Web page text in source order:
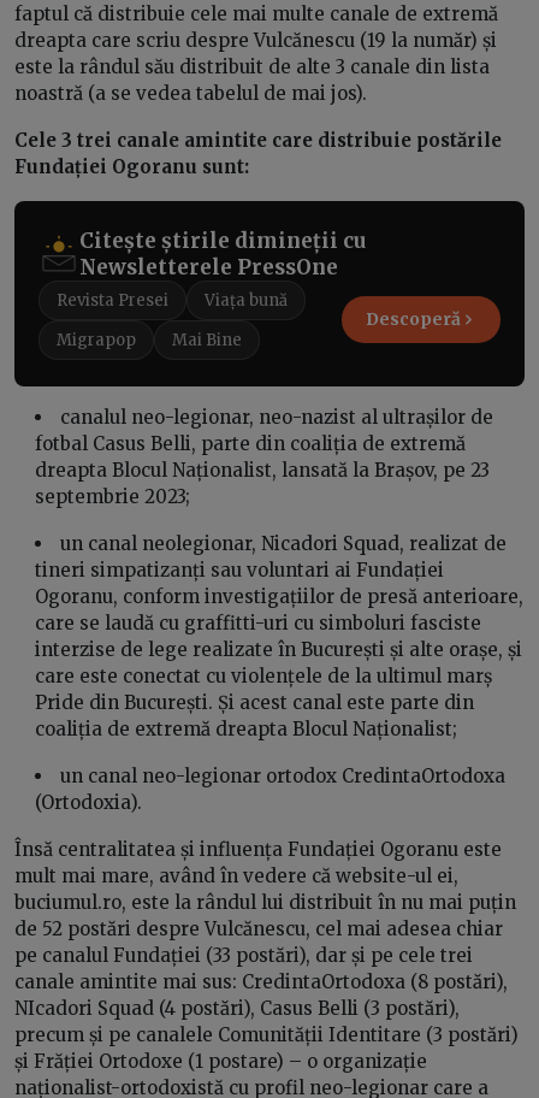
faptul că distribuie cele mai multe canale de extremă
dreapta care scriu despre Vulcănescu (19 la număr) și
este la rândul său distribuit de alte 3 canale din lista
noastră (a se vedea tabelul de mai jos).
Cele 3 trei canale amintite care distribuie postările
Fundației Ogoranu sunt:
Citește știrile dimineții cu
Newsletterele PressOne
Revista Presei
Viața bună
Migrapop
Mai Bine
Descoperă
canalul neo-legionar, neo-nazist al ultrașilor de
fotbal Casus Belli, parte din coaliția de extremă
dreapta Blocul Naționalist, lansată la Brașov, pe 23
septembrie 2023;
un canal neolegionar, Nicadori Squad, realizat de
tineri simpatizanți sau voluntari ai Fundației
Ogoranu, conform investigațiilor de presă anterioare,
care se laudă cu graffitti-uri cu simboluri fasciste
interzise de lege realizate în București și alte orașe, și
care este conectat cu violențele de la ultimul marș
Pride din București. Și acest canal este parte din
coaliția de extremă dreapta Blocul Naționalist;
un canal neo-legionar ortodox CredintaOrtodoxa
(Ortodoxia).
Însă centralitatea și influența Fundației Ogoranu este
mult mai mare, având în vedere că website-ul ei,
buciumul.ro, este la rândul lui distribuit în nu mai puțin
de 52 postări despre Vulcănescu, cel mai adesea chiar
pe canalul Fundației (33 postări), dar și pe cele trei
canale amintite mai sus: CredintaOrtodoxa (8 postări),
NIcadori Squad (4 postări), Casus Belli (3 postări),
precum și pe canalele Comunității Identitare (3 postări)
și Frăției Ortodoxe (1 postare) – o organizație
naționalist-ortodoxistă cu profil neo-legionar care a